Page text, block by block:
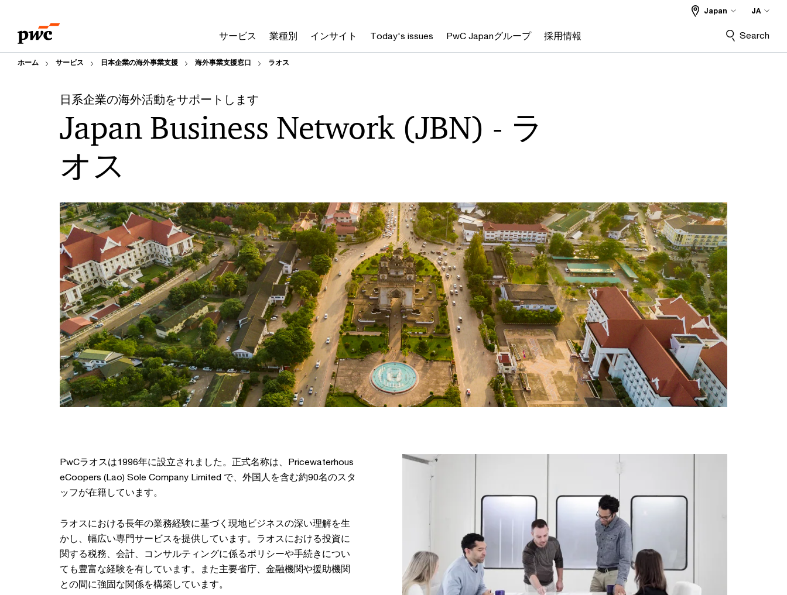
content
footer
サービス 業種別 インサイト Today's issues PwC Japanグループ 採用情報
Japan JA
Search
ホーム サービス 日本企業の海外事業支援 海外事業支援窓口 ラオス
日系企業の海外活動をサポートします
Japan Business Network (JBN) - ラ
オス
PwCラオスは1996年に設立されました。正式名称は、Pricewaterhous
eCoopers (Lao) Sole Company Limited で、外国人を含む約90名のスタ
ッフが在籍しています。
ラオスにおける長年の業務経験に基づく現地ビジネスの深い理解を生
かし、幅広い専門サービスを提供しています。ラオスにおける投資に
関する税務、会計、コンサルティングに係るポリシーや手続きについ
ても豊富な経験を有しています。また主要省庁、金融機関や援助機関
との間に強固な関係を構築しています。